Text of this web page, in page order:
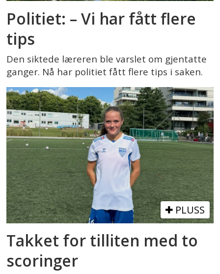
Politiet: – Vi har fått flere
tips
Den siktede læreren ble varslet om gjentatte
ganger. Nå har politiet fått flere tips i saken.
PLUSS
Takket for tilliten med to
scoringer